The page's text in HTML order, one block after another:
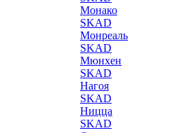
Монако
SKAD
Монреаль
SKAD
Мюнхен
SKAD
Нагоя
SKAD
Ницца
SKAD